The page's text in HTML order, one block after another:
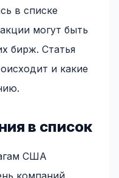
в списке
могут быть
бирж. Статья
и какие
в список
США
компаний,